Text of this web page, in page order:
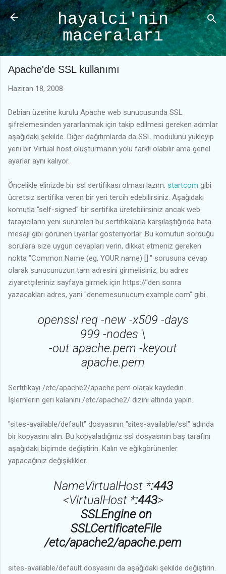
Ana içeriğe atla
hayalci'nin
maceraları
Apache'de SSL kullanımı
Haziran 18, 2008
Debian üzerine kurulu Apache web sunucusunda SSL
şifrelemesinden yararlanmak için takip edilmesi gereken adımlar
aşağıdaki şekilde. Diğer dağıtımlarda da SSL modülünü yükleyip
yeni bir Virtual host oluşturmanın yolu farklı olabilir ama genel
ayarlar aynı kalıyor.
Öncelikle elinizde bir ssl sertifikası olması lazım. startcom gibi
ücretsiz sertifika veren bir yeri tercih edebilirsiniz. Aşağıdaki
komutla "self-signed" bir sertifika üretebilirsiniz ancak web
tarayıcıların yeni sürümleri bu sertifikalarla karşılaştığında hata
mesajı gibi görünen uyarılar gösteriyorlar. Bu komutun sorduğu
sorulara size uygun cevapları verin, dikkat etmeniz gereken
nokta "Common Name (eg, YOUR name) []:" sorusuna cevap
olarak sunucunuzun tam adresini girmelisiniz, bu adres
ziyaretçileriniz sayfaya girmek için https://'den sonra
yazacakları adres, yani "denemesunucum.example.com" gibi.
openssl req -new -x509 -days
999 -nodes \
-out apache.pem -keyout
apache.pem
Sertifikayı /etc/apache2/apache.pem olarak kaydedin.
İşlemlerin geri kalanını /etc/apache2/ dizini altında yapın.
"sites-available/default" dosyasının "sites-available/ssl" adında
bir kopyasını alın. Bu kopyaladığınız ssl dosyasının baş tarafını
aşağıdaki biçimde değiştirin. Kalın ve eğikgörünenler
yapacağınız değişiklikler.
NameVirtualHost *:443
<VirtualHost *:443>
SSLEngine on
SSLCertificateFile
/etc/apache2/apache.pem
sites-available/default dosyasını da aşağıdaki şekilde değiştirin.